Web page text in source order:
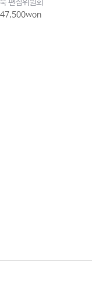
편집위원회
47,500won